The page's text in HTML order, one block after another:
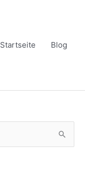
Startseite Blog